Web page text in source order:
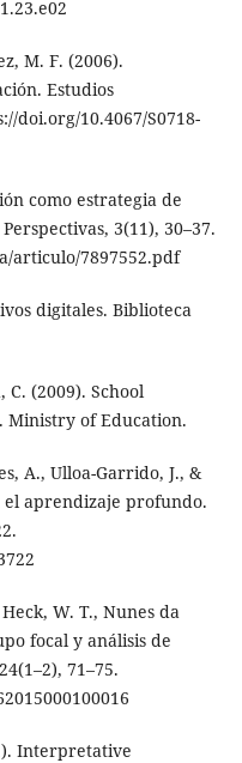
M. F. (2006).
Estudios
doi.org/10.4067/S0718-
como estrategia de
3(11), 30–37.
articulo/7897552.pdf
digitales. Biblioteca
(2009). School
Ministry of Education.
A., Ulloa-Garrido, J., &
el aprendizaje profundo.
W. T., Nunes da
focal y análisis de
71–75.
Interpretative